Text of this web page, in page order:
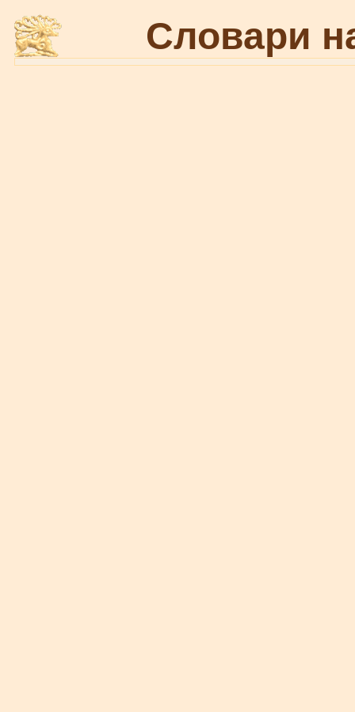
Словари